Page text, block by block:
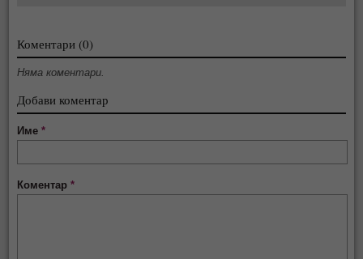
Коментари (0)
Няма коментари.
Добави коментар
Име*
Коментар*